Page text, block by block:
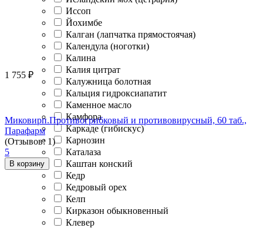
Иссоп
Йохимбе
Калган (лапчатка прямостоячая)
Календула (ноготки)
Калина
Калия цитрат
Калужница болотная
Кальция гидроксиапатит
Каменное масло
Камфора
Каркаде (гибискус)
Карнозин
Каталаза
Каштан конский
Кедр
Кедровый орех
Келп
Кирказон обыкновенный
Клевер
1 755 ₽
Миковирп.Противогрибковый и противовирусный, 60 таб.,
Парафарм
(Отзывов: 1)
5
В корзину